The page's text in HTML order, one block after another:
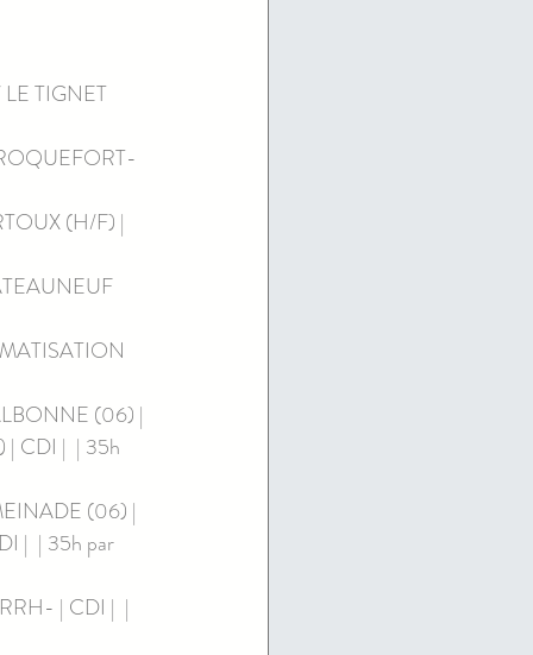
TIGNET
(H/F) |
(06) |
CDI |  | 35h
(06) |
|  | 35h par
| CDI |  |